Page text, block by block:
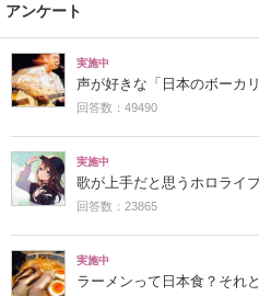
アンケート
実施中
声が好きな「日本のボーカ
回答数：49490
実施中
歌が上手だと思うホロライ
回答数：23865
実施中
ラーメンって日本食？それ